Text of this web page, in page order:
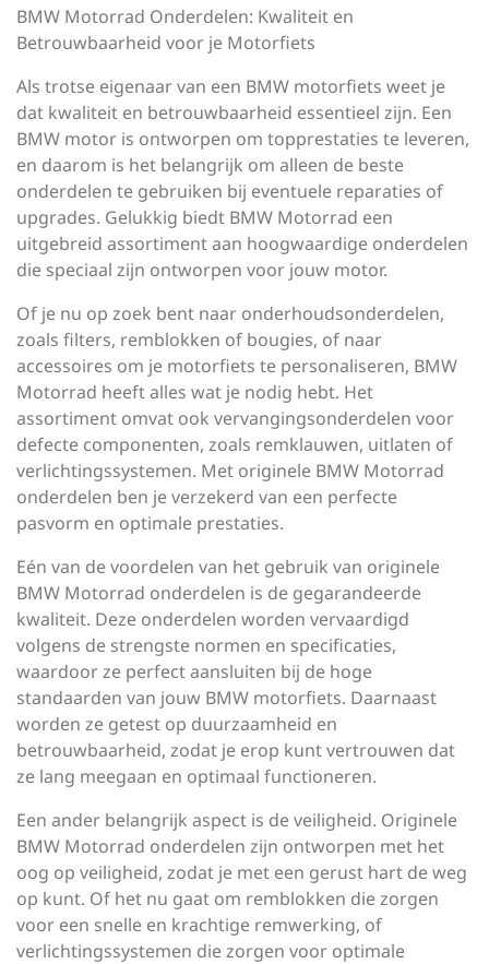
BMW Motorrad Onderdelen: Kwaliteit en
Betrouwbaarheid voor je Motorfiets
Als trotse eigenaar van een BMW motorfiets weet je
dat kwaliteit en betrouwbaarheid essentieel zijn. Een
BMW motor is ontworpen om topprestaties te leveren,
en daarom is het belangrijk om alleen de beste
onderdelen te gebruiken bij eventuele reparaties of
upgrades. Gelukkig biedt BMW Motorrad een
uitgebreid assortiment aan hoogwaardige onderdelen
die speciaal zijn ontworpen voor jouw motor.
Of je nu op zoek bent naar onderhoudsonderdelen,
zoals filters, remblokken of bougies, of naar
accessoires om je motorfiets te personaliseren, BMW
Motorrad heeft alles wat je nodig hebt. Het
assortiment omvat ook vervangingsonderdelen voor
defecte componenten, zoals remklauwen, uitlaten of
verlichtingssystemen. Met originele BMW Motorrad
onderdelen ben je verzekerd van een perfecte
pasvorm en optimale prestaties.
Eén van de voordelen van het gebruik van originele
BMW Motorrad onderdelen is de gegarandeerde
kwaliteit. Deze onderdelen worden vervaardigd
volgens de strengste normen en specificaties,
waardoor ze perfect aansluiten bij de hoge
standaarden van jouw BMW motorfiets. Daarnaast
worden ze getest op duurzaamheid en
betrouwbaarheid, zodat je erop kunt vertrouwen dat
ze lang meegaan en optimaal functioneren.
Een ander belangrijk aspect is de veiligheid. Originele
BMW Motorrad onderdelen zijn ontworpen met het
oog op veiligheid, zodat je met een gerust hart de weg
op kunt. Of het nu gaat om remblokken die zorgen
voor een snelle en krachtige remwerking, of
verlichtingssystemen die zorgen voor optimale